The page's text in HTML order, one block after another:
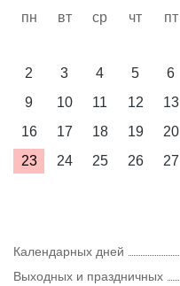
пн вт ср чт пт
2
3 4 5 6
9
10 11 12 13
16
17 18 19 20
23
24 25 26 27
Календарных дней
Выходных и праздничных